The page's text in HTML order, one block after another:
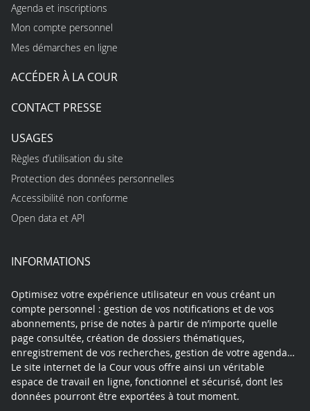
Agenda et inscriptions
Mon compte personnel
Mes démarches en ligne
ACCÉDER À LA COUR
CONTACT PRESSE
USAGES
Règles d’utilisation du site
Protection des données personnelles
Accessibilité non conforme
Open data et API
INFORMATIONS
Optimisez votre expérience utilisateur en vous créant un
compte personnel : gestion de vos notifications et de vos
abonnements, prise de notes à partir de n’importe quelle
page consultée, création de dossiers thématiques,
enregistrement de vos recherches, gestion de votre agenda…
Le site internet de la Cour vous offre ainsi un véritable
espace de travail en ligne, fonctionnel et sécurisé, dont les
données pourront être exportées à tout moment.